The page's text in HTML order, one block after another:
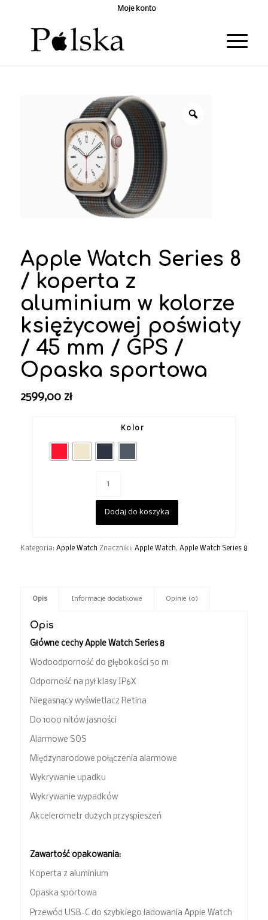
Moje konto
Apple Watch Series 8
/ koperta z
aluminium w kolorze
księżycowej poświaty
/ 45 mm / GPS /
Opaska sportowa
2599,00 zł
Kolor
Dodaj do koszyka
Kategoria: Apple Watch Znaczniki: Apple Watch, Apple Watch Series 8
Opis Informacje dodatkowe Opinie (0)
Opis
Główne cechy Apple Watch Series 8
Wodoodporność do głębokości 50 m
Odporność na pył klasy IP6X
Niegasnący wyświetlacz Retina
Do 1000 nitów jasności
Alarmowe SOS
Międzynarodowe połączenia alarmowe
Wykrywanie upadku
Wykrywanie wypadków
Akcelerometr dużych przyspieszeń
Zawartość opakowania:
Koperta z aluminium
Opaska sportowa
Przewód USB-C do szybkiego ładowania Apple Watch